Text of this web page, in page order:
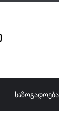
ᲡᲐᲖᲝᲒᲐᲓᲝᲔᲑᲐ